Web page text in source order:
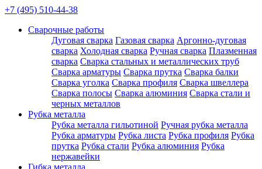
+7 (495) 510-44-38
Сварочные работы
Дуговая сварка Газовая сварка Аргонно-дуговая
сварка Холодная сварка Ручная сварка Плазменная
сварка Сварка стальных и металлических труб
Сварка арматуры Сварка прутка Сварка балки
Сварка уголка Сварка профиля Сварка швеллера
Сварка полосы Сварка алюминия Сварка стали и
черных металлов
Рубка металла
Рубка металла гильотиной Ручная рубка металла
Рубка арматуры Рубка листа Рубка профиля Рубка
прутка Рубка стали Рубка алюминия Рубка
нержавейки
Гибка металла